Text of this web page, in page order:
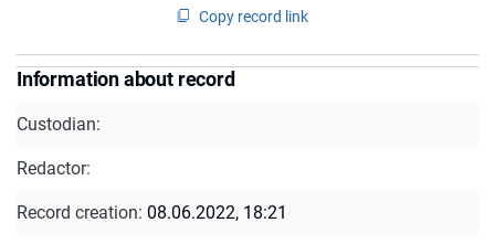
Copy record link
Information about record
Custodian:
Redactor:
Record creation: 08.06.2022, 18:21